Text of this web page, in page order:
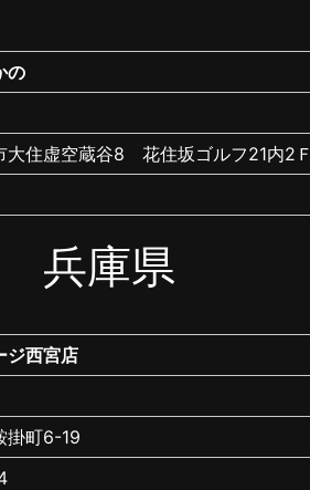
の
大住虚空蔵谷8 花住坂ゴルフ21内2Ｆ
兵庫県
ジ西宮店
掛町6-19